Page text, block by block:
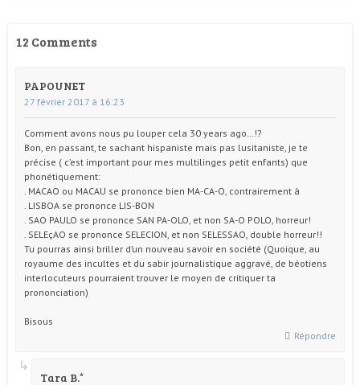
12 Comments
PAPOUNET
27 février 2017 à 16:23
Comment avons nous pu louper cela 30 years ago…!?
Bon, en passant, te sachant hispaniste mais pas lusitaniste, je te
précise ( c’est important pour mes multilinges petit enfants) que
phonétiquement:
. MACAO ou MACAU se prononce bien MA-CA-O, contrairement à
. LISBOA se prononce LIS-BON
. SAO PAULO se prononce SAN PA-OLO, et non SA-O POLO, horreur!
. SELEçAO se prononce SELECION, et non SELESSAO, double horreur!!
Tu pourras ainsi briller d’un nouveau savoir en société (Quoique, au
royaume des incultes et du sabir journalistique aggravé, de béotiens
interlocuteurs pourraient trouver le moyen de critiquer ta
prononciation)
Bisous
Répondre
Tara B.